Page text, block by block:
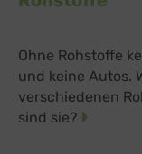
Ohne Rohstoffe
und keine Autos.
verschiedenen
sind sie?
TYPEFORM S.L.,
YouTube
Google Ireland